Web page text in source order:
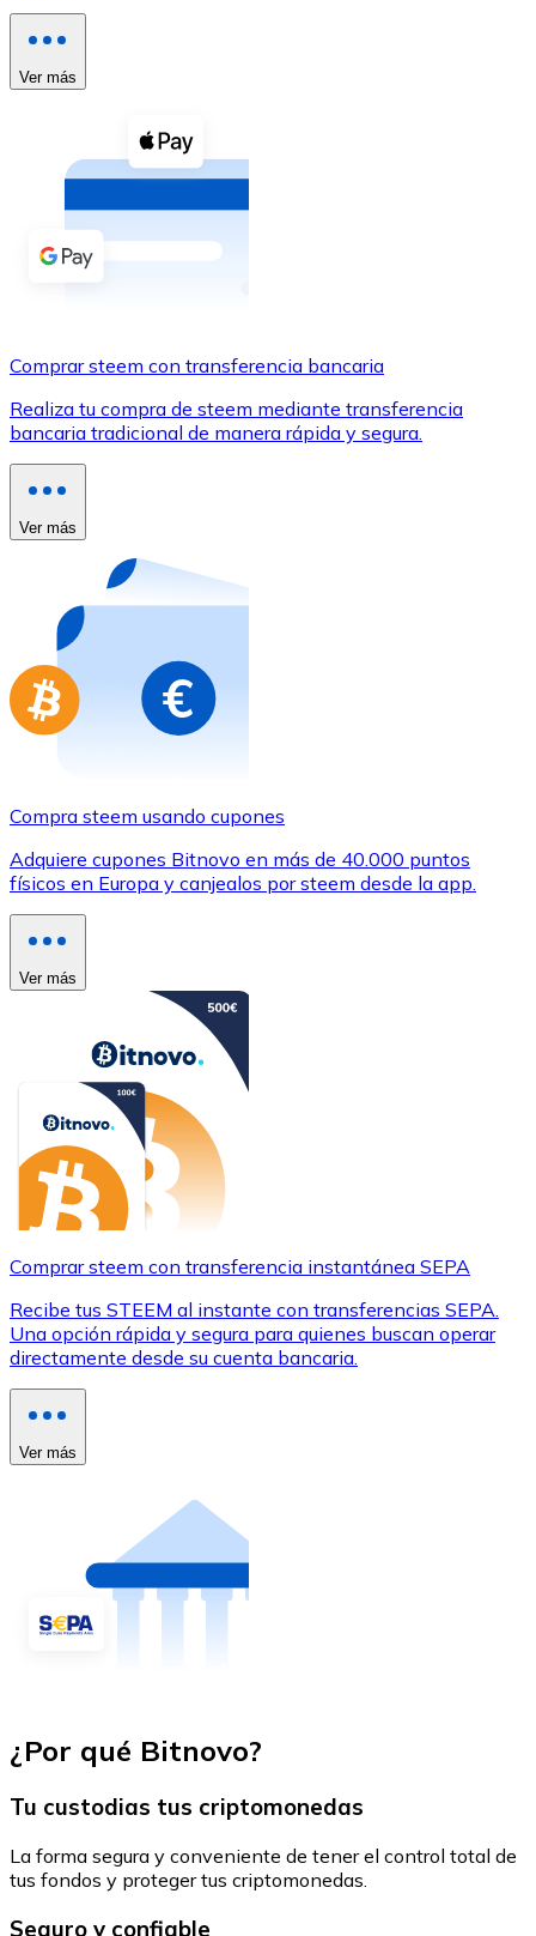
Ver todo
Compra criptomonedas con efectivo en tu tienda más
Comprar con efectivo
Transferencia SEPA
Utiliza tarjetas Visa y Mastercard para comprar
Comprar con tarjeta
Compra tarjetas regalo de tus marcas favoritas con
Ir a la tienda de tarjetas regalo
Ver más
Comprar steem con transferencia bancaria
Realiza tu compra de steem mediante transferencia
bancaria tradicional de manera rápida y segura.
Ver más
Compra steem usando cupones
Adquiere cupones Bitnovo en más de 40.000 puntos
físicos en Europa y canjealos por steem desde la app.
Ver más
Comprar steem con transferencia instantánea SEPA
Recibe tus STEEM al instante con transferencias SEPA.
Una opción rápida y segura para quienes buscan operar
directamente desde su cuenta bancaria.
Ver más
¿Por qué Bitnovo?
Tu custodias tus criptomonedas
La forma segura y conveniente de tener el control total de
tus fondos y proteger tus criptomonedas.
Seguro y confiable